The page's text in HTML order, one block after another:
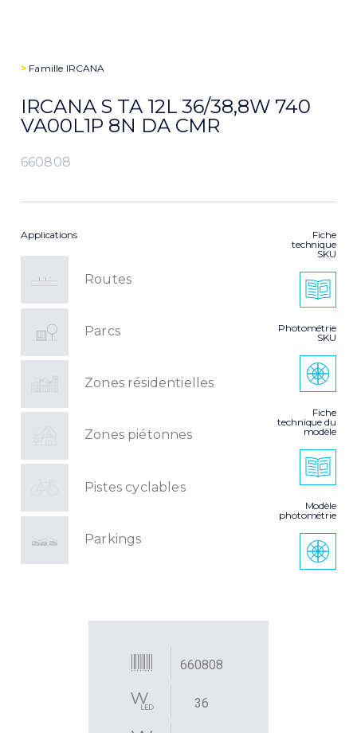
> Famille IRCANA
IRCANA S TA 12L 36/38,8W 740
VA00L1P 8N DA CMR
660808
Applications
Routes
Parcs
Zones résidentielles
Zones piétonnes
Pistes cyclables
Parkings
Fiche
technique
SKU
Photométrie
SKU
Fiche
technique du
modèle
Modèle
photométrie
660808
36